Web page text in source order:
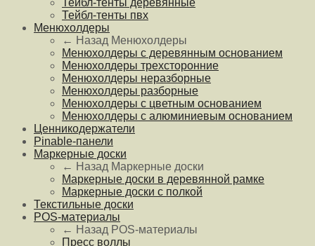
Тейбл-тенты пвх
Менюхолдеры
← Назад Менюхолдеры
Менюхолдеры с деревянным основанием
Менюхолдеры трехсторонние
Менюхолдеры неразборные
Менюхолдеры разборные
Менюхолдеры с цветным основанием
Менюхолдеры с алюминиевым основанием
Ценникодержатели
Pinable-панели
Маркерные доски
← Назад Маркерные доски
Маркерные доски в деревянной рамке
Маркерные доски с полкой
Текстильные доски
POS-материалы
← Назад POS-материалы
Пресс воллы